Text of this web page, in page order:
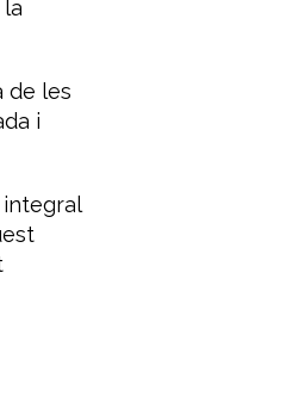
de les
i
integral